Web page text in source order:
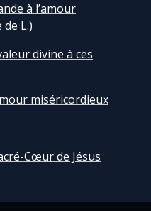
à l’amour
L.)
divine à ces
miséricordieux
Cœur de Jésus